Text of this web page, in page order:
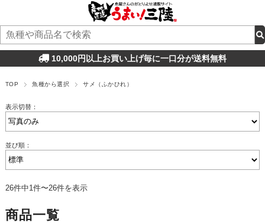
10,000円以上お買い上げ毎に一口分が送料無料
TOP 魚種から選択 サメ（ふかひれ）
表示切替：
並び順：
26件中1件〜26件を表示
商品一覧